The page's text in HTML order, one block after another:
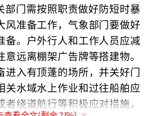
部门需按照职责做好防短时暴
风准备工作，气象部门要做好
备。户外行人和工作人员应减
远离棚架广告牌等搭建物。
进入有顶蓬的场所，并关好门
关水域水上作业和过往船舶应
绕道航行等积极应对措施，